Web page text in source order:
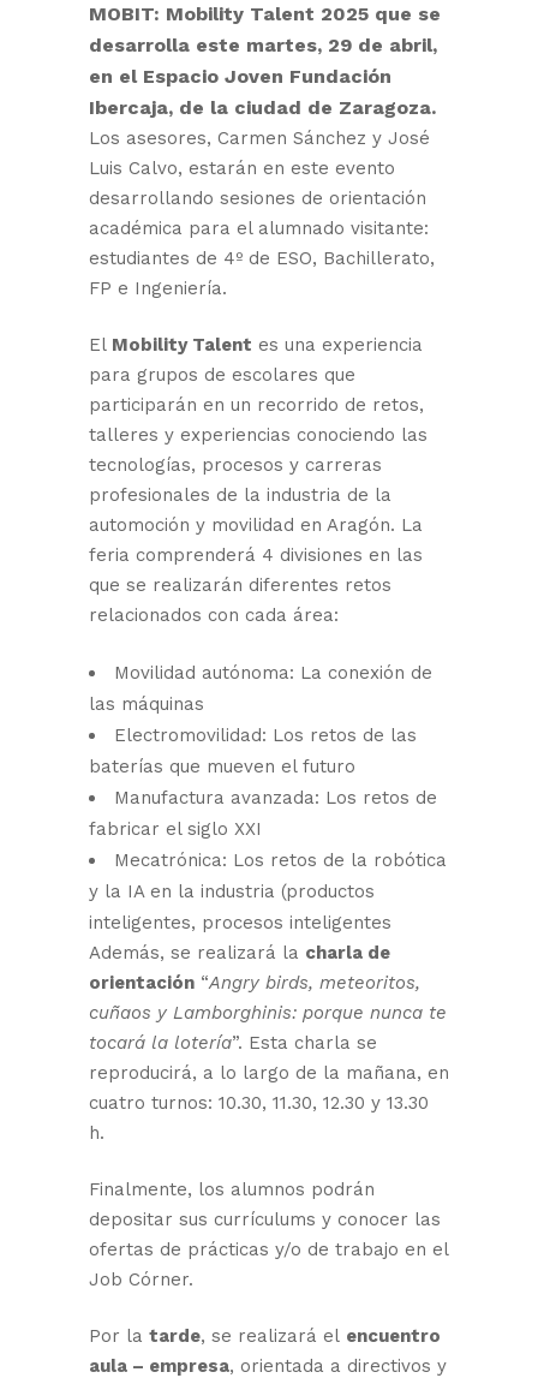
MOBIT: Mobility Talent 2025 que se
desarrolla este martes, 29 de abril,
en el Espacio Joven Fundación
Ibercaja, de la ciudad de Zaragoza.
Los asesores, Carmen Sánchez y José
Luis Calvo, estarán en este evento
desarrollando sesiones de orientación
académica para el alumnado visitante:
estudiantes de 4º de ESO, Bachillerato,
FP e Ingeniería.
El Mobility Talent es una experiencia
para grupos de escolares que
participarán en un recorrido de retos,
talleres y experiencias conociendo las
tecnologías, procesos y carreras
profesionales de la industria de la
automoción y movilidad en Aragón. La
feria comprenderá 4 divisiones en las
que se realizarán diferentes retos
relacionados con cada área:
Movilidad autónoma: La conexión de
las máquinas
Electromovilidad: Los retos de las
baterías que mueven el futuro
Manufactura avanzada: Los retos de
fabricar el siglo XXI
Mecatrónica: Los retos de la robótica
y la IA en la industria (productos
inteligentes, procesos inteligentes
Además, se realizará la charla de
orientación “Angry birds, meteoritos,
cuñaos y Lamborghinis: porque nunca te
tocará la lotería”. Esta charla se
reproducirá, a lo largo de la mañana, en
cuatro turnos: 10.30, 11.30, 12.30 y 13.30
h.
Finalmente, los alumnos podrán
depositar sus currículums y conocer las
ofertas de prácticas y/o de trabajo en el
Job Córner.
Por la tarde, se realizará el encuentro
aula – empresa, orientada a directivos y